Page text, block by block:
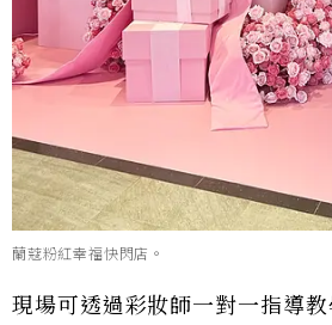
蘭蔻粉紅幸福快閃店。
現場可透過彩妝師一對一指導